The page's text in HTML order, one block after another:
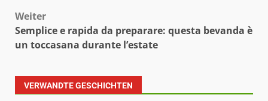
Weiter
Semplice e rapida da preparare: questa bevanda è
un toccasana durante l’estate
VERWANDTE GESCHICHTEN